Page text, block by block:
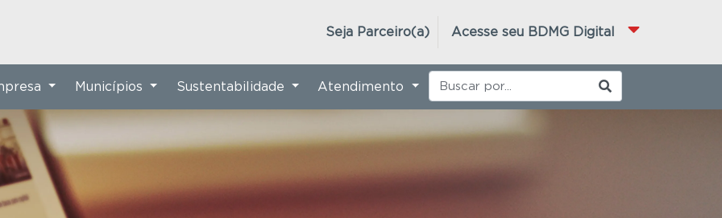
Acesse seu BDMG Digital
Seja Parceiro(a)
Municípios Sustentabilidade Atendimento